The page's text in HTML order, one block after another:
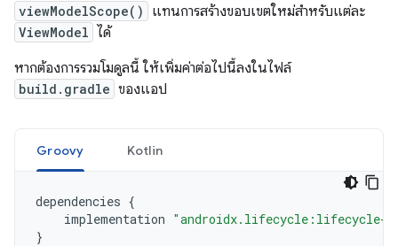
viewModelScope() แทนการสร้างขอบเขตใหม่สำหรับแต่ละ
ViewModel ได้
หากต้องการรวมโมดูลนี้ ให้เพิ่มค่าต่อไปนี้ลงในไฟล์
build.gradle ของแอป
Groovy Kotlin
dependencies {
implementation "androidx.lifecycle:lifecycle-
}